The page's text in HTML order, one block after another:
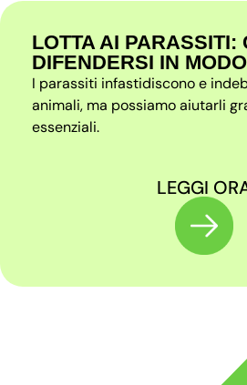
LOTTA AI PARASSITI:
DIFENDERSI IN
I parassiti infastidiscono e
animali, ma possiamo aiutarli
essenziali.
LEGGI